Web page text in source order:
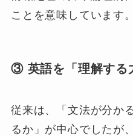
ことを意味しています。
③ 英語を「理解する
従来は、「文法が分か
るか」が中心でしたが